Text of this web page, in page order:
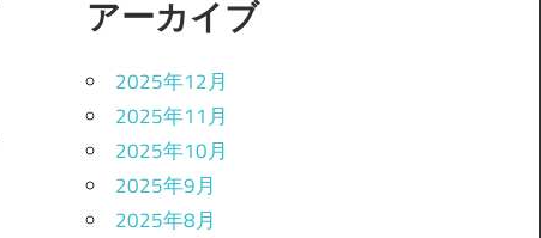
アーカイブ
2025年12月
2025年11月
2025年10月
2025年9月
2025年8月